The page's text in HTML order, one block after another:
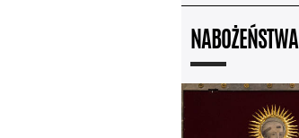
NABOŻEŃSTWA